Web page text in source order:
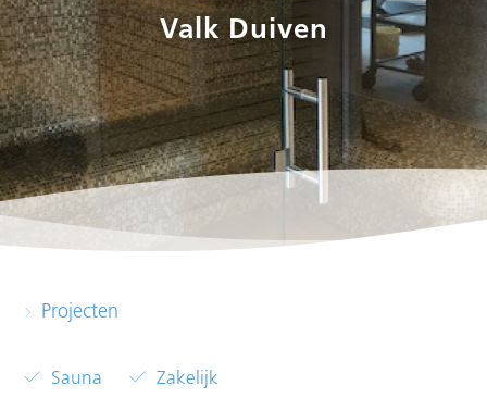
Valk Duiven
Projecten
Sauna Zakelijk